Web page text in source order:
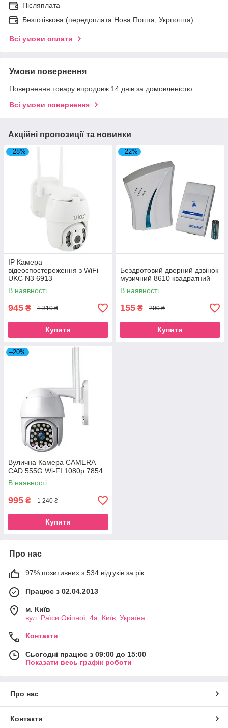
Післяплата
Безготівкова (передоплата Нова Пошта, Укрпошта)
Всі умови оплати
Умови повернення
Повернення товару впродовж 14 днів за домовленістю
Всі умови повернення
Акційні пропозиції та новинки
–28%
IP Камера
відеоспостереження з WiFi
UKC N3 6913
В наявності
945 ₴ 1 310 ₴
Купити
–22%
Бездротовий дверний дзвінок
музичний 8610 квадратний
В наявності
155 ₴ 200 ₴
Купити
–20%
Вулична Камера CAMERA
CAD 555G Wi-FI 1080p 7854
В наявності
995 ₴ 1 240 ₴
Купити
Про нас
97% позитивних з 534 відгуків за рік
Працює з 02.04.2013
м. Київ
вул. Раїси Окіпної, 4а, Київ, Україна
Контакти
Сьогодні працює з 09:00 до 15:00
Показати весь графік роботи
Про нас
Контакти